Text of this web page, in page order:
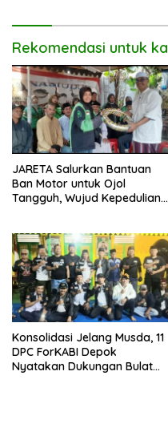
Rekomendasi untuk
JARETA Salurkan Bantuan
Ban Motor untuk Ojol
Tangguh, Wujud Kepedulian
Konsolidasi Jelang Musda, 11
DPC ForKABI Depok
Nyatakan Dukungan Bulat